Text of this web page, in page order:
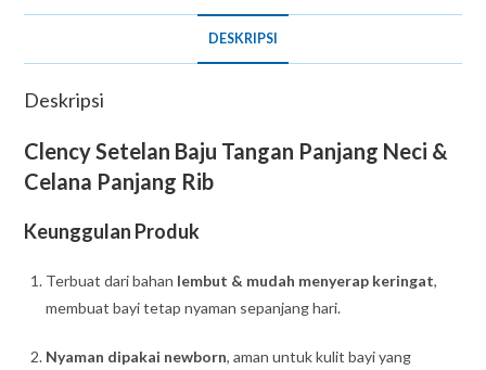
DESKRIPSI
Deskripsi
Clency Setelan Baju Tangan Panjang Neci &
Celana Panjang Rib
Keunggulan Produk
Terbuat dari bahan lembut & mudah menyerap keringat,
membuat bayi tetap nyaman sepanjang hari.
Nyaman dipakai newborn, aman untuk kulit bayi yang